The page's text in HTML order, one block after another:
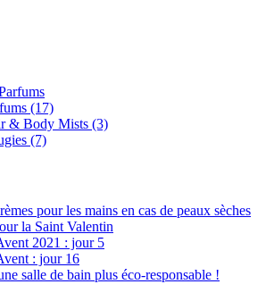
(17)
& Body Mists (3)
(7)
pour les mains en cas de peaux sèches
la Saint Valentin
2021 : jour 5
: jour 16
salle de bain plus éco-responsable !